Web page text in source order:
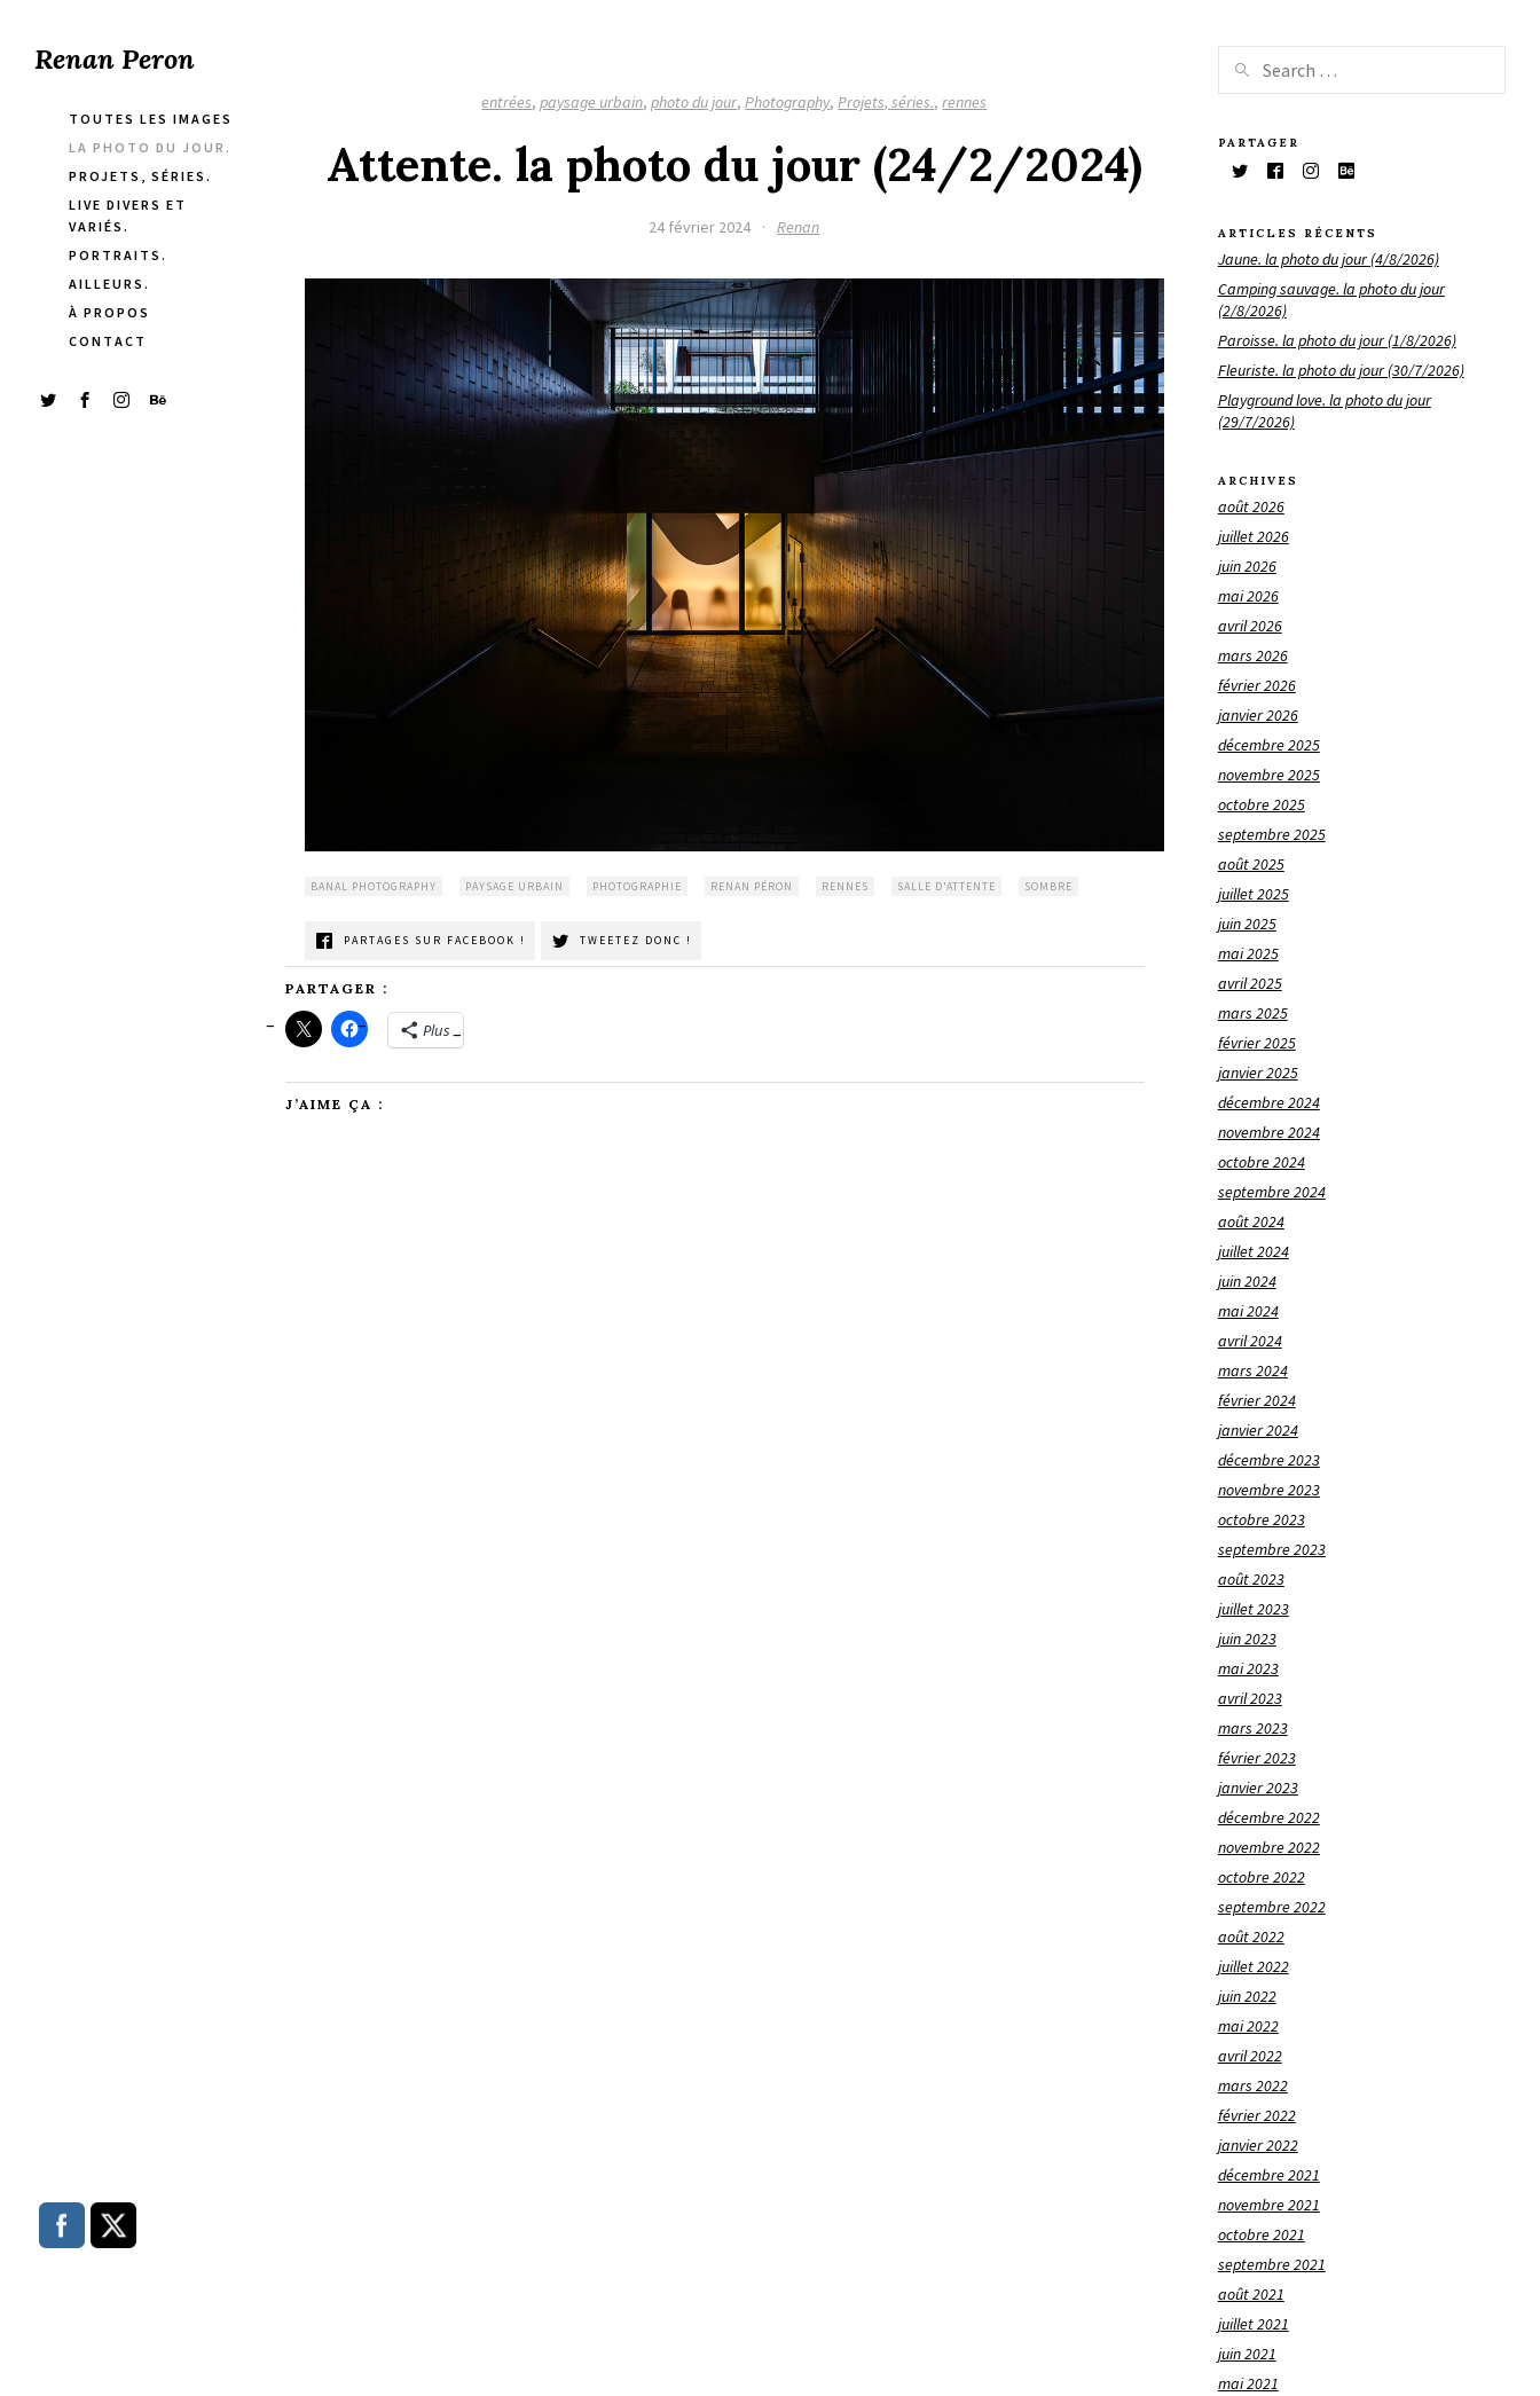
Renan Peron
TOUTES LES IMAGES
LA PHOTO DU JOUR.
PROJETS, SÉRIES.
LIVE DIVERS ET
VARIÉS.
PORTRAITS.
AILLEURS.
À PROPOS
CONTACT
entrées,paysage urbain,photo du jour,Photography,Projets, séries.,rennes
Attente. la photo du jour (24/2/2024)
24 février 2024 · Renan
BANAL PHOTOGRAPHY PAYSAGE URBAIN PHOTOGRAPHIE RENAN PÉRON RENNES SALLE D'ATTENTE SOMBRE
PARTAGES SUR FACEBOOK ! TWEETEZ DONC !
PARTAGER :
Plus
J’AIME ÇA :
PARTAGER
ARTICLES RÉCENTS
Jaune. la photo du jour (4/8/2026)
Camping sauvage. la photo du jour
(2/8/2026)
Paroisse. la photo du jour (1/8/2026)
Fleuriste. la photo du jour (30/7/2026)
Playground love. la photo du jour
(29/7/2026)
ARCHIVES
août 2026
juillet 2026
juin 2026
mai 2026
avril 2026
mars 2026
février 2026
janvier 2026
décembre 2025
novembre 2025
octobre 2025
septembre 2025
août 2025
juillet 2025
juin 2025
mai 2025
avril 2025
mars 2025
février 2025
janvier 2025
décembre 2024
novembre 2024
octobre 2024
septembre 2024
août 2024
juillet 2024
juin 2024
mai 2024
avril 2024
mars 2024
février 2024
janvier 2024
décembre 2023
novembre 2023
octobre 2023
septembre 2023
août 2023
juillet 2023
juin 2023
mai 2023
avril 2023
mars 2023
février 2023
janvier 2023
décembre 2022
novembre 2022
octobre 2022
septembre 2022
août 2022
juillet 2022
juin 2022
mai 2022
avril 2022
mars 2022
février 2022
janvier 2022
décembre 2021
novembre 2021
octobre 2021
septembre 2021
août 2021
juillet 2021
juin 2021
mai 2021